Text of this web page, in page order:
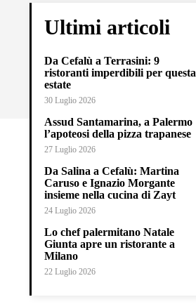
Ultimi articoli
Da Cefalù a Terrasini: 9
ristoranti imperdibili per questa
estate
30 Luglio 2026
Assud Santamarina, a Palermo
l’apoteosi della pizza trapanese
27 Luglio 2026
Da Salina a Cefalù: Martina
Caruso e Ignazio Morgante
insieme nella cucina di Zayt
24 Luglio 2026
Lo chef palermitano Natale
Giunta apre un ristorante a
Milano
22 Luglio 2026